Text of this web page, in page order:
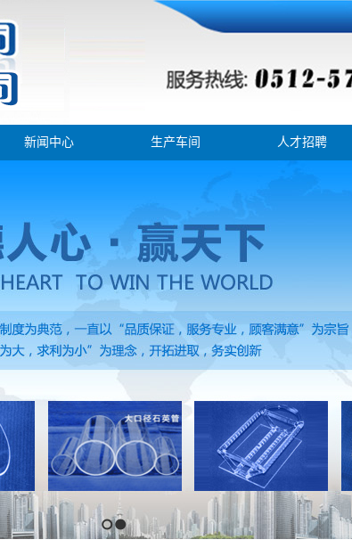
新闻中心 生产车间 人才招聘
1 2